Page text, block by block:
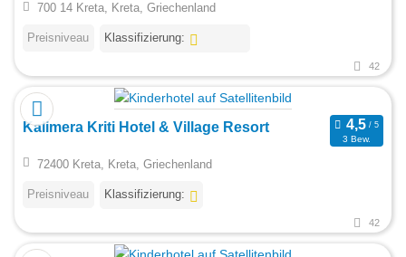
700 14 Kreta, Kreta, Griechenland
Preisniveau Klassifizierung:
42
Kalimera Kriti Hotel & Village Resort
3 Bew.
72400 Kreta, Kreta, Griechenland
Preisniveau Klassifizierung:
42